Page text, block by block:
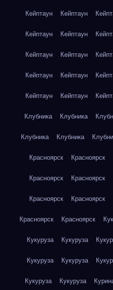
Кейптаун Кейптаун
Кейптаун Кейптаун
Кейптаун Кейптаун
Кейптаун Кейптаун
Кейптаун Кейптаун
Клубника Клубника
Клубника Клубника
Красноярск Красноярск
Красноярск Красноярск
Красноярск Красноярск
Красноярск Красноярск
Кукуруза Кукуруза
Кукуруза Кукуруза
Кукуруза Кукуруза